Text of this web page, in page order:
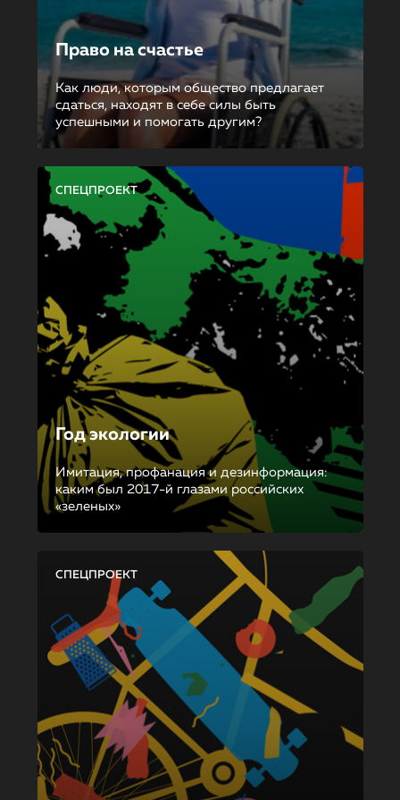
Право на счастье
Как люди, которым общество предлагает
сдаться, находят в себе силы быть
успешными и помогать другим?
СПЕЦПРОЕКТ
Год экологии
Имитация, профанация и дезинформация:
каким был 2017-й глазами российских
«зеленых»
СПЕЦПРОЕКТ